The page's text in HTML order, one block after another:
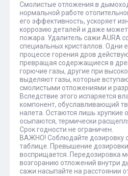
Смолистые отложения в
нормальной работе
его эффективность, ускоряет
коррозию деталей и даже
пожара. Удалитель сажи AURA
специальных кристаллов. Одни
процессе горения дров
превращая содержащиеся в
горючие газы, другие при
выделяют газы, которые
смолистыми отложениями и
Вследствие этого испаряется
компонент, обуславливающий
налета. Остаются лишь хрупкие
осыпаются, термически
Срок годности не ограничен.
ВАЖНО! Соблюдайте дозировку
таблице. Превышение дозировки
восприщается. Передозировка
возгоранию отложений внутри
сажи насыпайте на расстоянии